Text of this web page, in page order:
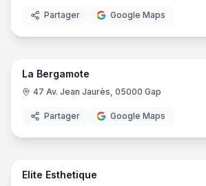
Partager Google Maps
La Bergamote
47 Av. Jean Jaurès, 05000 Gap
Partager Google Maps
Elite Esthetique